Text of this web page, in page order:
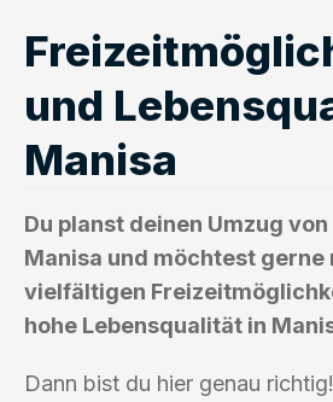
und
Manisa
Du planst deinen Umzug
Manisa und möchtest gerne
vielfältigen
hohe Lebensqualität in
Dann bist du hier genau